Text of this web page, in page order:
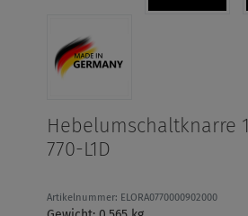
Hebelumschaltknarre
770-L1D
Artikelnummer: ELORA0770000902000